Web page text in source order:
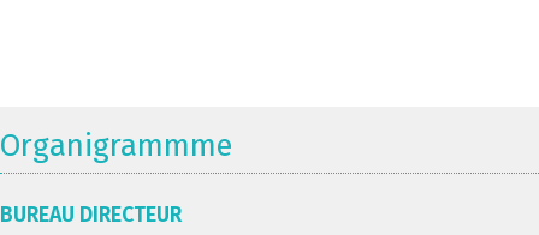
Organigrammme
BUREAU DIRECTEUR